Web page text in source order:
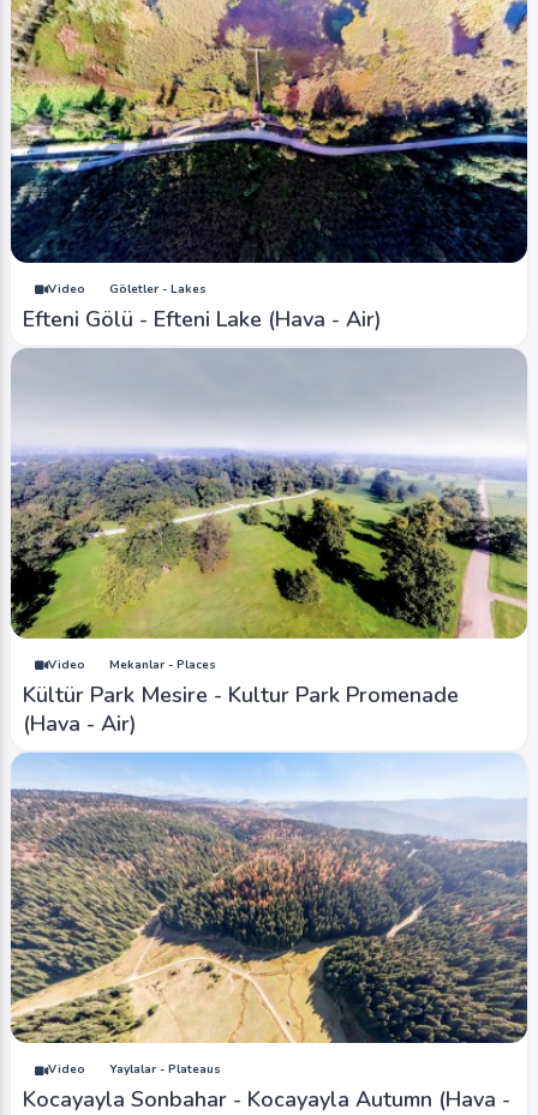
Video Göletler - Lakes
Efteni Gölü - Efteni Lake (Hava - Air)
Video Mekanlar - Places
Kültür Park Mesire - Kultur Park Promenade
(Hava - Air)
Video Yaylalar - Plateaus
Kocayayla Sonbahar - Kocayayla Autumn (Hava -